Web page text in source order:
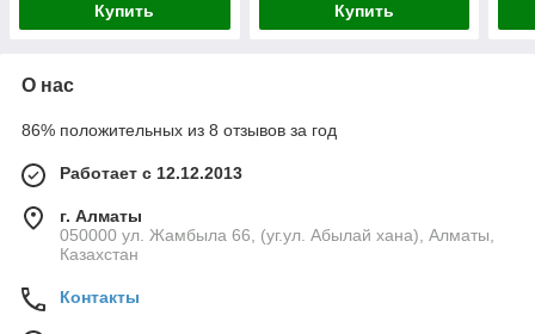
Купить Купить
О нас
86% положительных из 8 отзывов за год
Работает с 12.12.2013
г. Алматы
050000 ул. Жамбыла 66, (уг.ул. Абылай хана), Алматы,
Казахстан
Контакты